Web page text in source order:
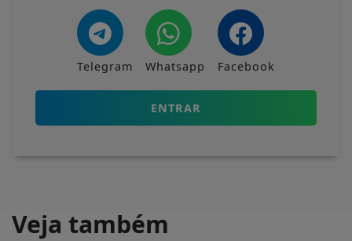
Telegram Whatsapp Facebook
ENTRAR
Veja também